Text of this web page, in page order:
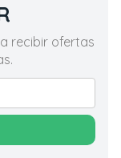
recibir ofertas